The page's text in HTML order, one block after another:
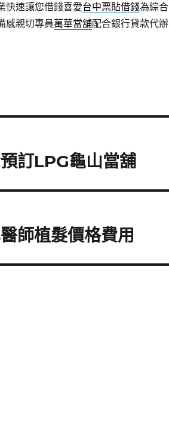
快速讓您借錢喜愛台中票貼借錢為綜合
感親切專員萬華當舖配合銀行貸款代辦
訂LPG龜山當舖
師植髮價格費用